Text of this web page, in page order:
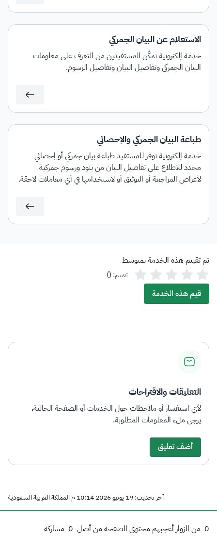
الاستعلام عن البيان الجمركي
خدمة إلكترونية تمكّن المستفيدين من التعرف على معلومات
البيان الجمركي وتفاصيل البيان وتفاصيل الرسوم.
طباعة البيان الجمركي والإحصائي
خدمة إلكترونية توفر للمستفيد طباعة بيان جمركي أو إحصائي
محدد للاطلاع على تفاصيل البيان من بنود ورسوم جمركية
لأغراض المراجعة أو التوثيق أو لاستخدامها في أي معاملات لاحقة.
تم تقييم هذه الخدمة بمتوسط
تقييم: (
)
قيم هذه الخدمة
التعليقات والاقتراحات
لأي استفسار أو ملاحظات حول الخدمات أو الصفحة الحالية،
يرجى ملء المعلومات المطلوبة.
أضف تعليق
آخر تحديث: 19 يونيو 2026 10:14 م المملكة العربية السعودية
0 من الزوار أعجبهم محتوى الصفحة من أصل 0 مشاركة